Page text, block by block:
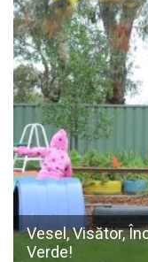
Vesel, Visător,
Verde!